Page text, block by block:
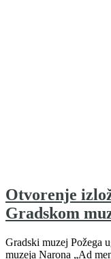
Otvorenje
Gradskom
Gradski muzej Požega
muzeja Narona „Ad